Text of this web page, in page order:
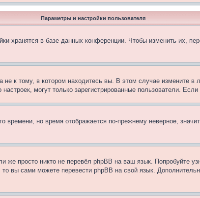
Параметры и настройки пользователя
хранятся в базе данных конференции. Чтобы изменить их,
к тому, в котором находитесь вы. В этом случае измените в
могут только зарегистрированные пользователи.
времени, но время отображается по-прежнему неверное,
просто никто не перевёл phpBB на ваш язык. Попробуйте
то вы сами можете перевести phpBB на свой язык.